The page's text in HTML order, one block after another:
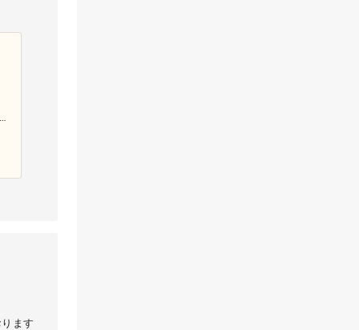
ます